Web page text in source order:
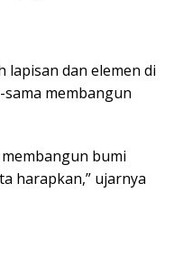
lapisan dan elemen di
membangun
bumi
harapkan,” ujarnya